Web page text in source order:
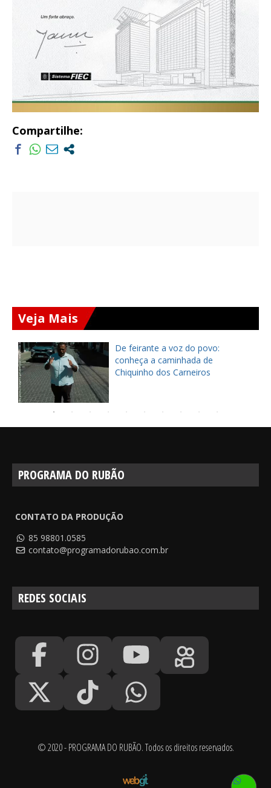
Compartilhe:
Veja Mais
De feirante a voz do povo:
conheça a caminhada de
Chiquinho dos Carneiros
PROGRAMA DO RUBÃO
CONTATO DA PRODUÇÃO
85 98801.0585
contato@programadorubao.com.br
REDES SOCIAIS
© 2020 - PROGRAMA DO RUBÃO. Todos os direitos reservados.